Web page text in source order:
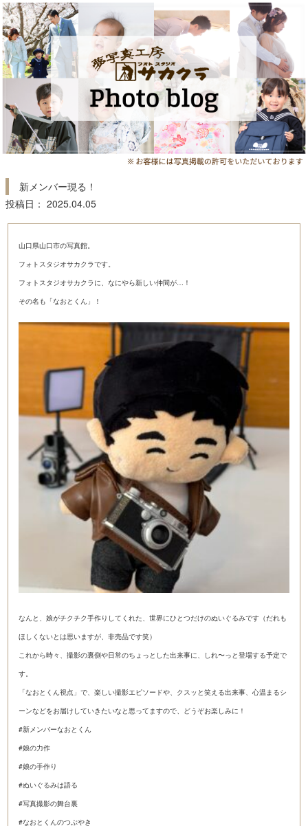
新メンバー現る！
投稿日： 2025.04.05
山口県山口市の写真館。
フォトスタジオサカクラです。
フォトスタジオサカクラに、なにやら新しい仲間が…！
その名も「なおとくん」！
なんと、娘がチクチク手作りしてくれた、世界にひとつだけのぬいぐるみです（だれも
ほしくないとは思いますが、非売品です笑）
これから時々、撮影の裏側や日常のちょっとした出来事に、しれ〜っと登場する予定で
す。
「なおとくん視点」で、楽しい撮影エピソードや、クスッと笑える出来事、心温まるシ
ーンなどをお届けしていきたいなと思ってますので、どうぞお楽しみに！
#新メンバーなおとくん
#娘の力作
#娘の手作り
#ぬいぐるみは語る
#写真撮影の舞台裏
#なおとくんのつぶやき